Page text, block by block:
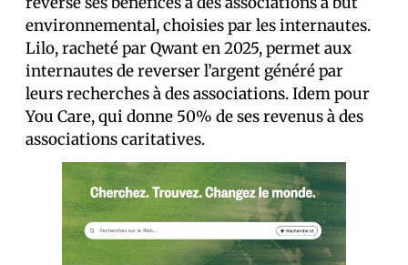
environnemental, choisies par les internautes.
Lilo, racheté par Qwant en 2025, permet aux
internautes de reverser l’argent généré par
leurs recherches à des associations. Idem pour
You Care, qui donne 50% de ses revenus à des
associations caritatives.